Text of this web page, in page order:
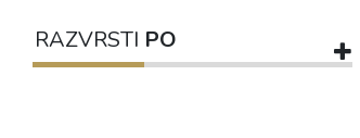
RAZVRSTI PO